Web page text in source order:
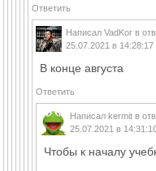
Ответить
Написал VadKor в
25.07.2021 в 14:28:17
В конце августа
Ответить
Написал kermit в
25.07.2021 в
Чтобы к началу